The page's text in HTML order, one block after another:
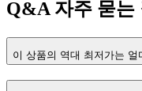
Q&A자주 묻는
이 상품의 역대 최저가는 얼